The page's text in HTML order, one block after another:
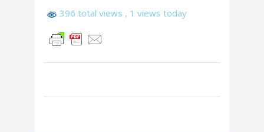
396 total views , 1 views today